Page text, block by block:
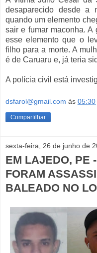
desaparecido desde a
quando um elemento
sair e fumar maconha. A
esse elemento que o
filho para a morte. A
é de Caruaru e, já teria
A polícia civil está
dsfarol@gmail.com às 05:30
Compartilhar
sexta-feira, 26 de junho de
EM LAJEDO, PE
FORAM
BALEADO NO